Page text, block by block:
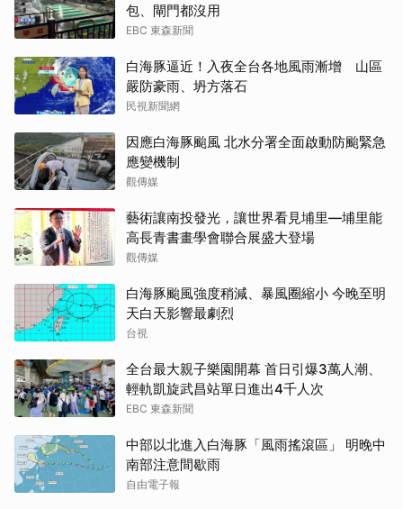
包、閘門都沒用
EBC 東森新聞
白海豚逼近！入夜全台各地風雨漸增 山區
嚴防豪雨、坍方落石
民視新聞網
因應白海豚颱風 北水分署全面啟動防颱緊急
應變機制
觀傳媒
藝術讓南投發光，讓世界看見埔里—埔里能
高長青書畫學會聯合展盛大登場
觀傳媒
白海豚颱風強度稍減、暴風圈縮小 今晚至明
天白天影響最劇烈
台視
全台最大親子樂園開幕 首日引爆3萬人潮、
輕軌凱旋武昌站單日進出4千人次
EBC 東森新聞
中部以北進入白海豚「風雨搖滾區」 明晚中
南部注意間歇雨
自由電子報